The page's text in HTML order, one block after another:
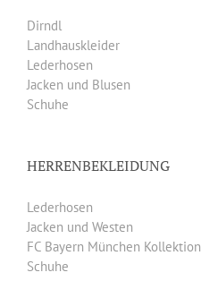
Dirndl
Landhauskleider
Lederhosen
Jacken und Blusen
Schuhe
HERRENBEKLEIDUNG
Lederhosen
Jacken und Westen
FC Bayern München Kollektion
Schuhe